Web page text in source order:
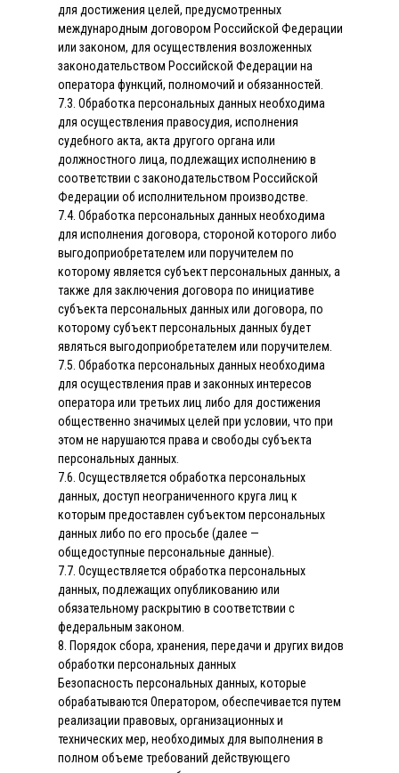
для достижения целей, предусмотренных
международным договором Российской Федерации
или законом, для осуществления возложенных
законодательством Российской Федерации на
оператора функций, полномочий и обязанностей.
7.3. Обработка персональных данных необходима
для осуществления правосудия, исполнения
судебного акта, акта другого органа или
должностного лица, подлежащих исполнению в
соответствии с законодательством Российской
Федерации об исполнительном производстве.
7.4. Обработка персональных данных необходима
для исполнения договора, стороной которого либо
выгодоприобретателем или поручителем по
которому является субъект персональных данных, а
также для заключения договора по инициативе
субъекта персональных данных или договора, по
которому субъект персональных данных будет
являться выгодоприобретателем или поручителем.
7.5. Обработка персональных данных необходима
для осуществления прав и законных интересов
оператора или третьих лиц либо для достижения
общественно значимых целей при условии, что при
этом не нарушаются права и свободы субъекта
персональных данных.
7.6. Осуществляется обработка персональных
данных, доступ неограниченного круга лиц к
которым предоставлен субъектом персональных
данных либо по его просьбе (далее —
общедоступные персональные данные).
7.7. Осуществляется обработка персональных
данных, подлежащих опубликованию или
обязательному раскрытию в соответствии с
федеральным законом.
8. Порядок сбора, хранения, передачи и других видов
обработки персональных данных
Безопасность персональных данных, которые
обрабатываются Оператором, обеспечивается путем
реализации правовых, организационных и
технических мер, необходимых для выполнения в
полном объеме требований действующего